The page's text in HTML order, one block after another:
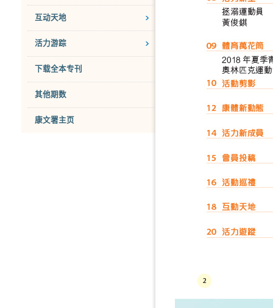
互动天地
活力游踪
下载全本专刊
其他期数
康文署主页